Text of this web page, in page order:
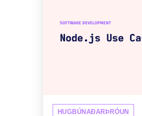
HUGBÚNAÐARÞRÓUN